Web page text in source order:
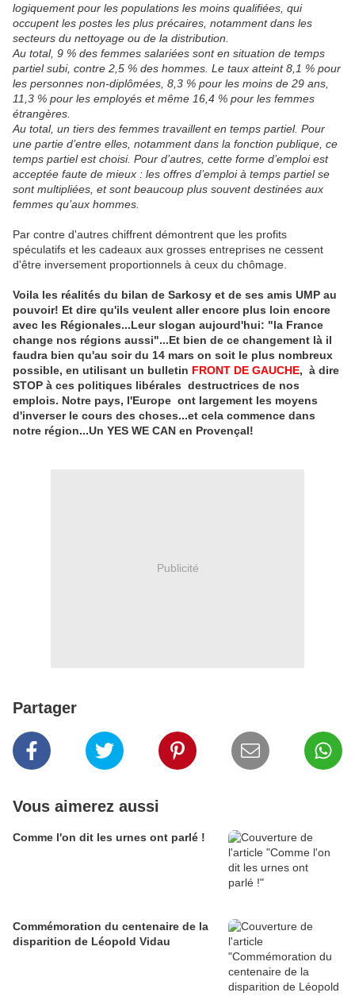
logiquement pour les populations les moins qualifiées, qui
occupent les postes les plus précaires, notamment dans les
secteurs du nettoyage ou de la distribution.
Au total, 9 % des femmes salariées sont en situation de temps
partiel subi, contre 2,5 % des hommes. Le taux atteint 8,1 % pour
les personnes non-diplômées, 8,3 % pour les moins de 29 ans,
11,3 % pour les employés et même 16,4 % pour les femmes
étrangères.
Au total, un tiers des femmes travaillent en temps partiel. Pour
une partie d’entre elles, notamment dans la fonction publique, ce
temps partiel est choisi. Pour d’autres, cette forme d’emploi est
acceptée faute de mieux : les offres d’emploi à temps partiel se
sont multipliées, et sont beaucoup plus souvent destinées aux
femmes qu’aux hommes.
Par contre d'autres chiffrent démontrent que les profits
spéculatifs et les cadeaux aux grosses entreprises ne cessent
d'être inversement proportionnels à ceux du chômage.
Voila les réalités du bilan de Sarkosy et de ses amis UMP au
pouvoir! Et dire qu'ils veulent aller encore plus loin encore
avec les Régionales...Leur slogan aujourd'hui: "la France
change nos régions aussi"...Et bien de ce changement là il
faudra bien qu'au soir du 14 mars on soit le plus nombreux
possible, en utilisant un bulletin FRONT DE GAUCHE, à dire
STOP à ces politiques libérales destructrices de nos
emplois. Notre pays, l'Europe ont largement les moyens
d'inverser le cours des choses...et cela commence dans
notre région...Un YES WE CAN en Provençal!
Publicité
Partager
Vous aimerez aussi
Comme l'on dit les urnes ont parlé !
Commémoration du centenaire de la
disparition de Léopold Vidau